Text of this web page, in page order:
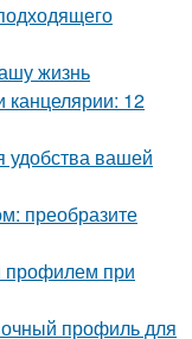
жизнь
12
удобства вашей
преобразите
профилем при
профиль для